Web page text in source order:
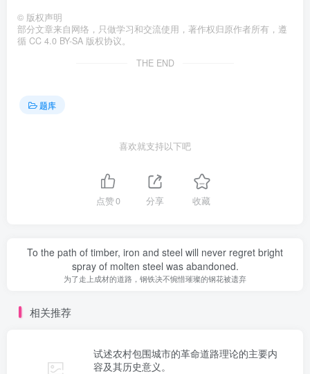
© 版权声明
部分文章来自网络，只做学习和交流使用，著作权归原作者所有，遵
循 CC 4.0 BY-SA 版权协议。
THE END
题库
喜欢就支持以下吧
点赞0 分享 收藏
To the path of timber, iron and steel will never regret bright
spray of molten steel was abandoned.
为了走上成材的道路，钢铁决不惋惜璀璨的钢花被遗弃
相关推荐
试述农村包围城市的革命道路理论的主要内
容及其历史意义。